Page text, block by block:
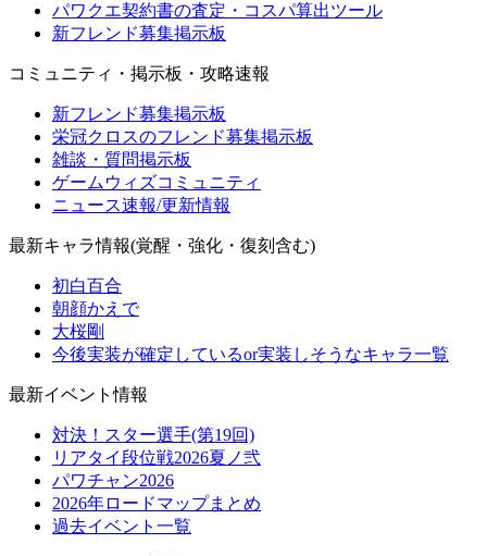
パワクエ契約書の査定・コスパ算出ツール
新フレンド募集掲示板
コミュニティ・掲示板・攻略速報
新フレンド募集掲示板
栄冠クロスのフレンド募集掲示板
雑談・質問掲示板
ゲームウィズコミュニティ
ニュース速報/更新情報
最新キャラ情報(覚醒・強化・復刻含む)
初白百合
朝顔かえで
大桜剛
今後実装が確定しているor実装しそうなキャラ一覧
最新イベント情報
対決！スター選手(第19回)
リアタイ段位戦2026夏ノ弐
パワチャン2026
2026年ロードマップまとめ
過去イベント一覧